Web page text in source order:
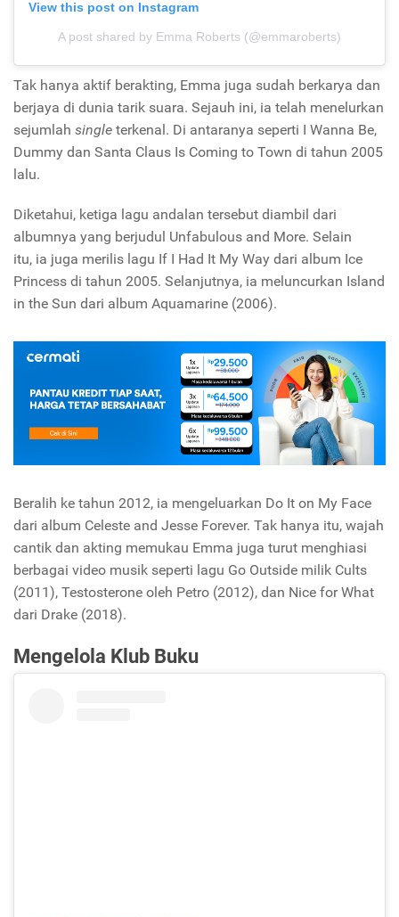
View this post on Instagram
A post shared by Emma Roberts (@emmaroberts)
Tak hanya aktif berakting, Emma juga sudah berkarya dan
berjaya di dunia tarik suara. Sejauh ini, ia telah menelurkan
sejumlah single terkenal. Di antaranya seperti I Wanna Be,
Dummy dan Santa Claus Is Coming to Town di tahun 2005
lalu.
Diketahui, ketiga lagu andalan tersebut diambil dari
albumnya yang berjudul Unfabulous and More. Selain
itu, ia juga merilis lagu If I Had It My Way dari album Ice
Princess di tahun 2005. Selanjutnya, ia meluncurkan Island
in the Sun dari album Aquamarine (2006).
Beralih ke tahun 2012, ia mengeluarkan Do It on My Face
dari album Celeste and Jesse Forever. Tak hanya itu, wajah
cantik dan akting memukau Emma juga turut menghiasi
berbagai video musik seperti lagu Go Outside milik Cults
(2011), Testosterone oleh Petro (2012), dan Nice for What
dari Drake (2018).
Mengelola Klub Buku